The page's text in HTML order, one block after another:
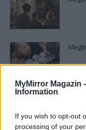
MyMirror Magazin -
Information
If you wish to opt-out
processing of your